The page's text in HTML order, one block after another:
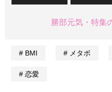
勝部元気・特集
BMI メタボ
恋愛